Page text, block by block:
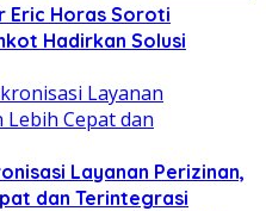
Eric Horas Soroti
Hadirkan Solusi
Layanan Perizinan,
dan Terintegrasi